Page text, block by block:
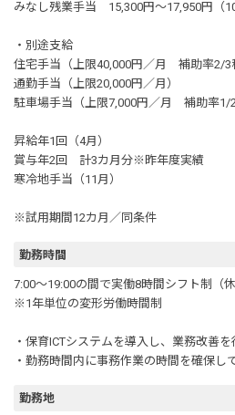
みなし残業手当 15,300円～17,950円（
・別途支給
住宅手当（上限40,000円／月 補助率2/3
通勤手当（上限20,000円／月）
駐車場手当（上限7,000円／月 補助率1/2
昇給年1回（4月）
賞与年2回 計3カ月分※昨年度実績
寒冷地手当（11月）
※試用期間12カ月／同条件
勤務時間
7:00～19:00の間で実働8時間シフト制（休
※1年単位の変形労働時間制
・保育ICTシステムを導入し、業務改善を
・勤務時間内に事務作業の時間を確保し
勤務地